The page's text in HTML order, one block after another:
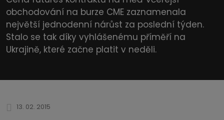
obchodování na burze CME zaznamenala
největší jednodenní nárůst za poslední týden.
Stalo se tak díky vyhlášenému příměří na
Ukrajině, které začne platit v neděli.
13. 02. 2015